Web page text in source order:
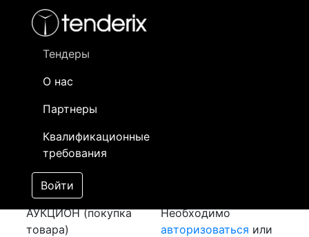
Тендеры
О нас
Партнеры
Квалификационные
требования
Войти
- активный лот
- сохраненный лот (не опубликован)
Закупка: Дизель
генератор
[Завершен]
Победитель выбран
Лот №:2286
АУКЦИОН (покупка
товара)
Необходимо
авторизоваться или